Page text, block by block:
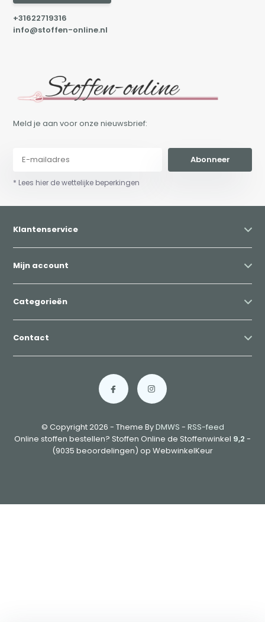
+31622719316
info@stoffen-online.nl
Meld je aan voor onze nieuwsbrief:
Abonneer
* Lees hier de wettelijke beperkingen
Klantenservice
Mijn account
Categorieën
Contact
© Copyright 2026 - Theme ByDMWS - RSS-feed
Online stoffen bestellen? Stoffen Online de Stoffenwinkel 9,2 -
(9035 beoordelingen) op WebwinkelKeur